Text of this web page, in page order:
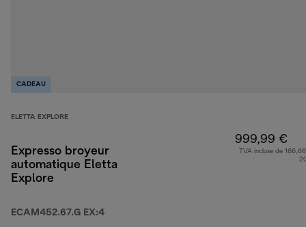
CADEAU
ELETTA EXPLORE
Expresso broyeur
automatique Eletta
Explore
ECAM452.67.G EX:4
999,99 €
TVA incluse de